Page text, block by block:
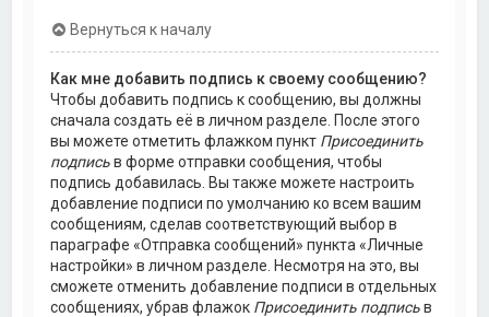
Вернуться к началу
Как мне добавить подпись к своему сообщению?
Чтобы добавить подпись к сообщению, вы должны
сначала создать её в личном разделе. После этого
вы можете отметить флажком пункт Присоединить
подписьв форме отправки сообщения, чтобы
подпись добавилась. Вы также можете настроить
добавление подписи по умолчанию ко всем вашим
сообщениям, сделав соответствующий выбор в
параграфе «Отправка сообщений» пункта «Личные
настройки» в личном разделе. Несмотря на это, вы
сможете отменить добавление подписи в отдельных
сообщениях, убрав флажок Присоединить подписьв